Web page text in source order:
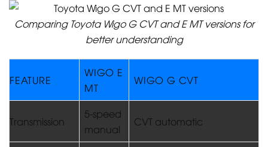
Comparing Toyota Wigo G CVT and E MT versions for
better understanding
FEATURE
WIGO E
MT
WIGO G CVT
Transmission
5-speed
manual
CVT automatic